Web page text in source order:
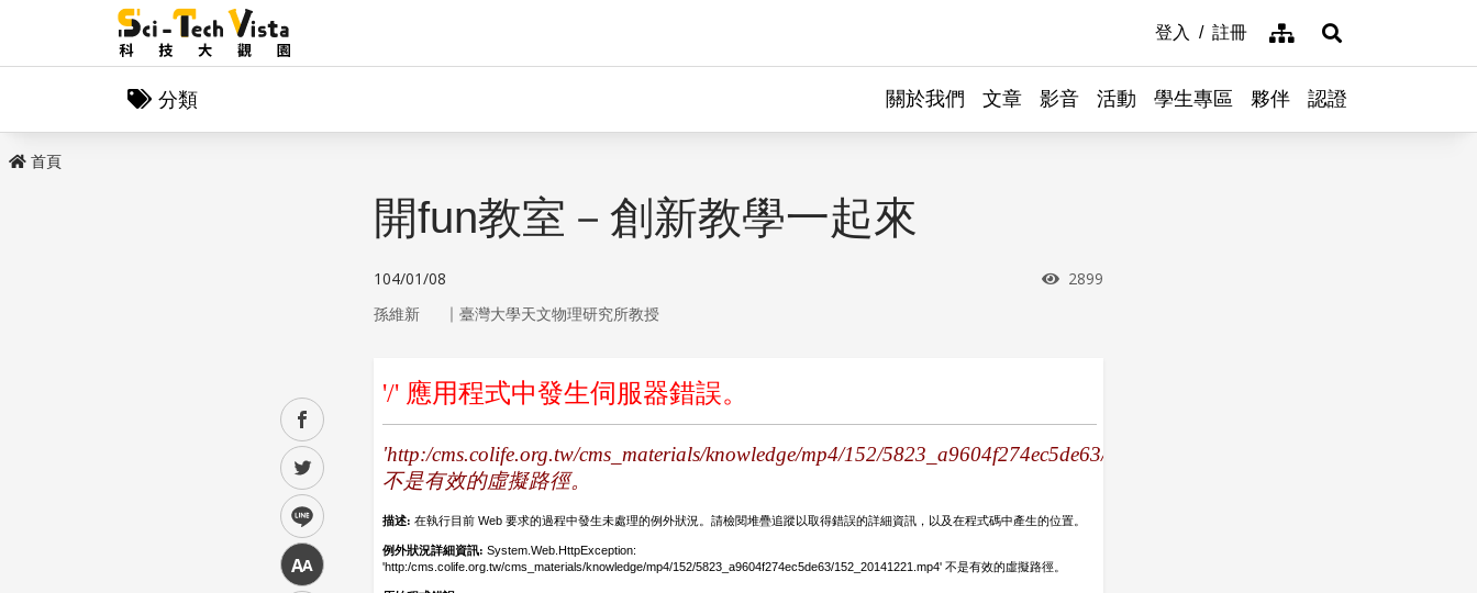
登入 註冊 網站導覽展開搜尋
分類 關於我們 文章 影音 活動 學生專區 夥伴 認證
首頁
facebook
twitter
line
中
開fun教室－創新教學一起來
104/01/08 瀏覽次數
2899
孫維新 ｜ 臺灣大學天文物理研究所教授